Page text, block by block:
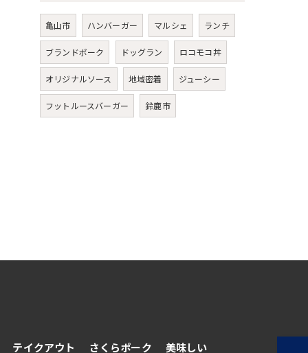
亀山市 ハンバーガー マルシェ ランチ
ブランドポーク ドッグラン ロコモコ丼
オリジナルソース 地域密着 ジューシー
フットルースバーガー 鈴鹿市
テイクアウト さくらポーク 美味しい